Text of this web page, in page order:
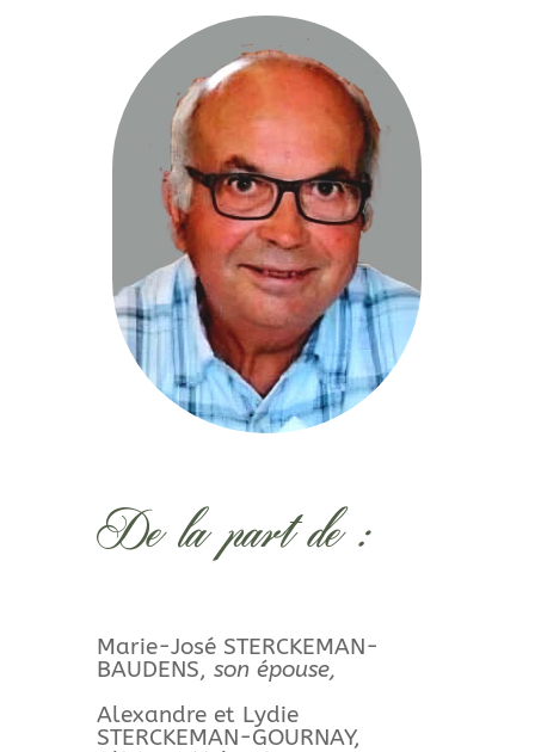
De la part de :
Marie-José STERCKEMAN-
BAUDENS, son épouse,
Alexandre et Lydie
STERCKEMAN-GOURNAY,